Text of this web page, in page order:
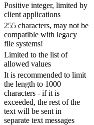
Positive integer, limited by
client applications
255 characters, may not be
compatible with legacy
file systems!
Limited to the list of
allowed values
It is recommended to limit
the length to 1000
characters - if it is
exceeded, the rest of the
text will be sent in
separate text messages